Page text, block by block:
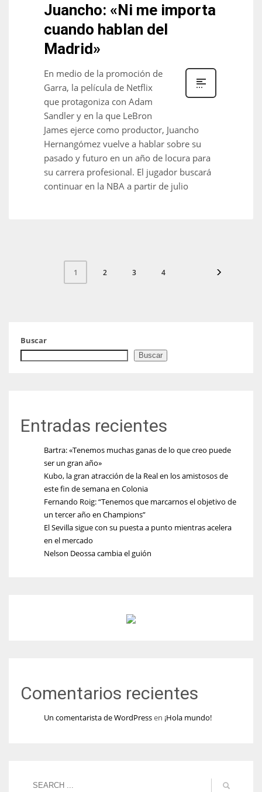
Juancho: «Ni me importa
cuando hablan del
Madrid»
En medio de la promoción de
Garra, la película de Netflix
que protagoniza con Adam
Sandler y en la que LeBron
James ejerce como productor, Juancho
Hernangómez vuelve a hablar sobre su
pasado y futuro en un año de locura para
su carrera profesional. El jugador buscará
continuar en la NBA a partir de julio
1 2 3 4
Buscar
Buscar
Entradas recientes
Bartra: «Tenemos muchas ganas de lo que creo puede
ser un gran año»
Kubo, la gran atracción de la Real en los amistosos de
este fin de semana en Colonia
Fernando Roig: “Tenemos que marcarnos el objetivo de
un tercer año en Champions”
El Sevilla sigue con su puesta a punto mientras acelera
en el mercado
Nelson Deossa cambia el guión
Comentarios recientes
Un comentarista de WordPressen ¡Hola mundo!